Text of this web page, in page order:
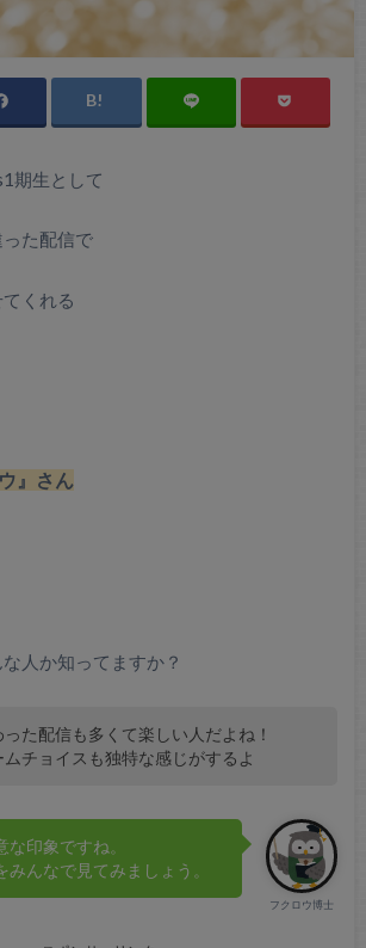
期生として
た配信で
くれる
』さん
人か知ってますか？
った配信も多くて楽しい人だよね！
ムチョイスも独特な感じがするよ
フクロウ博士
な印象ですね。
みんなで見てみましょう。